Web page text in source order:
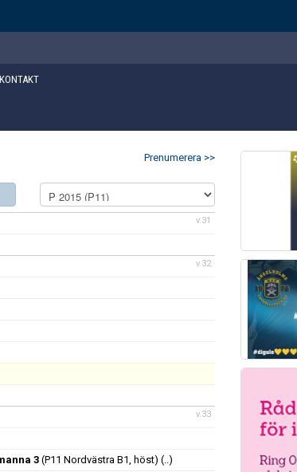
KONTAKT
Prenumerera >>
v.31
v.32
v.33
3 (P11 Nordvästra B1, höst) (..)